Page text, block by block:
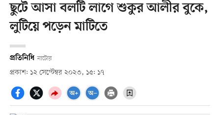
ছুটে আসা বলটি লাগে শুকুর আলীর বুকে,
লুটিয়ে পড়েন মাটিতে
প্রতিনিধি নাটোর
প্রকাশ: ১২ সেপ্টেম্বর ২০২৩, ১৫: ১৭